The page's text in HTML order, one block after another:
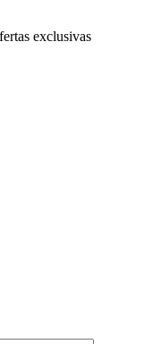
exclusivas